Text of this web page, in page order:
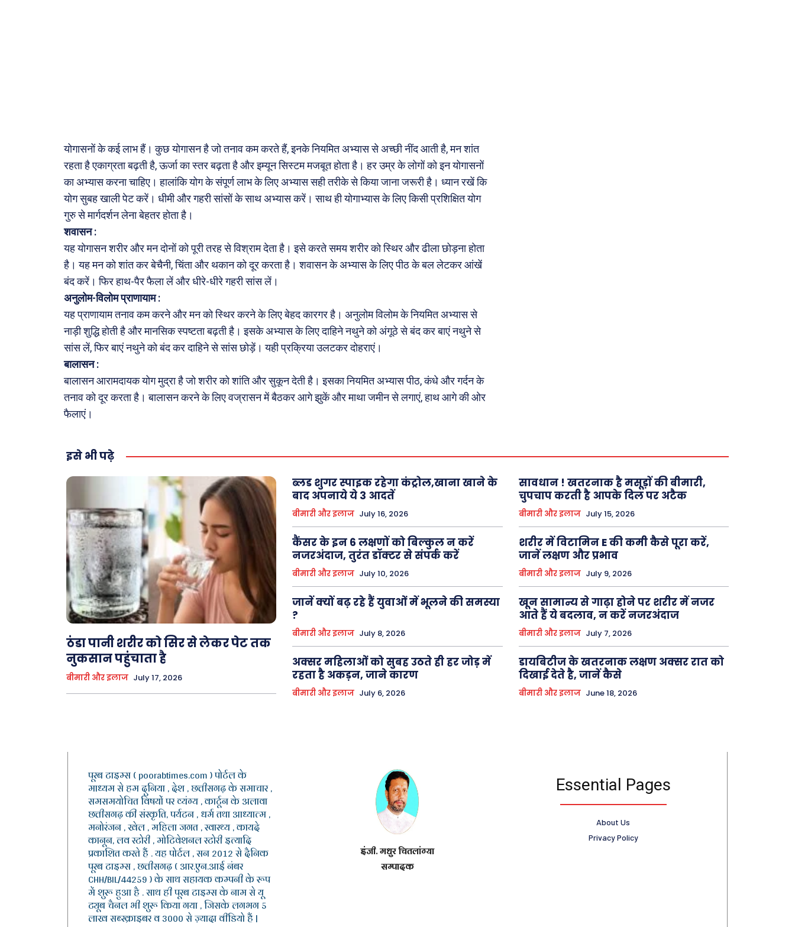
फ़िल्मी दुनिया
खेल
अजब-ग़ज़ब
जानकारी
Tech
Laptops
Mobiles
स्वास्थ्य
क़ायदे क़ानून जानकारी
धर्म व अध्यात्म
Real Estate
Finance
योगासनों के कई लाभ हैं। कुछ योगासन है जो तनाव कम करते हैं, इनके नियमित अभ्यास से अच्छी नींद आती है, मन शांत
रहता है एकाग्रता बढ़ती है, ऊर्जा का स्तर बढ़ता है और इम्यून सिस्टम मजबूत होता है। हर उम्र के लोगों को इन योगासनों
का अभ्यास करना चाहिए। हालांकि योग के संपूर्ण लाभ के लिए अभ्यास सही तरीके से किया जाना जरूरी है। ध्यान रखें कि
योग सुबह खाली पेट करें। धीमी और गहरी सांसों के साथ अभ्यास करें। साथ ही योगाभ्यास के लिए किसी प्रशिक्षित योग
गुरु से मार्गदर्शन लेना बेहतर होता है।
शवासन :
यह योगासन शरीर और मन दोनों को पूरी तरह से विश्राम देता है। इसे करते समय शरीर को स्थिर और ढीला छोड़ना होता
है। यह मन को शांत कर बेचैनी, चिंता और थकान को दूर करता है। शवासन के अभ्यास के लिए पीठ के बल लेटकर आंखें
बंद करें। फिर हाथ-पैर फैला लें और धीरे-धीरे गहरी सांस लें।
अनुलोम-विलोम प्राणायाम :
यह प्राणायाम तनाव कम करने और मन को स्थिर करने के लिए बेहद कारगर है। अनुलोम विलोम के नियमित अभ्यास से
नाड़ी शुद्धि होती है और मानसिक स्पष्टता बढ़ती है। इसके अभ्यास के लिए दाहिने नथुने को अंगूठे से बंद कर बाएं नथुने से
सांस लें, फिर बाएं नथुने को बंद कर दाहिने से सांस छोड़ें। यही प्रक्रिया उलटकर दोहराएं।
बालासन :
बालासन आरामदायक योग मुद्रा है जो शरीर को शांति और सुकून देती है। इसका नियमित अभ्यास पीठ, कंधे और गर्दन के
तनाव को दूर करता है। बालासन करने के लिए वज्रासन में बैठकर आगे झुकें और माथा जमीन से लगाएं, हाथ आगे की ओर
फैलाएं।
इसे भी पढ़े
ठंडा पानी शरीर को सिर से लेकर पेट तक
नुकसान पहुंचाता है
बीमारी और इलाज July 17, 2026
ब्लड शुगर स्पाइक रहेगा कंट्रोल,खाना खाने के
बाद अपनाये ये 3 आदतें
बीमारी और इलाज July 16, 2026
सावधान ! खतरनाक है मसूड़ाें की बीमारी,
चुपचाप करती है आपके दिल पर अटैक
बीमारी और इलाज July 15, 2026
कैंसर के इन 6 लक्षणों को बिल्कुल न करें
नजरअंदाज, तुरंत डॉक्टर से संपर्क करें
बीमारी और इलाज July 10, 2026
शरीर में विटामिन E की कमी कैसे पूरा करें,
जानें लक्षण और प्रभाव
बीमारी और इलाज July 9, 2026
जानें क्यों बढ़ रहे हैं युवाओं में भूलने की समस्या
?
बीमारी और इलाज July 8, 2026
खून सामान्य से गाढ़ा होने पर शरीर में नजर
आते हैं ये बदलाव, न करें नजरअंदाज
बीमारी और इलाज July 7, 2026
अक्सर महिलाओं को सुबह उठते ही हर जोड़ में
रहता है अकड़न, जाने कारण
बीमारी और इलाज July 6, 2026
डायबिटीज के खतरनाक लक्षण अक्सर रात को
दिखाई देते है, जानें कैसे
बीमारी और इलाज June 18, 2026
पूरब टाइम्स ( poorabtimes.com ) पोर्टल के
माध्यम से हम दुनिया , देश , छत्तीसगढ़ के समाचार ,
समसमयोचित विषयों पर व्यंग्य , कार्टून के अलावा
छत्तीसगढ़ की संस्कृति, पर्यटन , धर्म तथा आध्यात्म ,
मनोरंजन , खेल , महिला जगत , स्वास्थ्य , कायदे
कानून, लव स्टोरी , मोटिवेशनल स्टोरी इत्यादि
प्रकाशित करते हैं . यह पोर्टल , सन 2012 से दैनिक
पूरब टाइम्स , छत्तीसगढ़ ( आर.एन.आई नंबर
CHH/BIL/44259 ) के साथ सहायक कम्पनी के रूप
में शुरू हुआ है . साथ ही पूरब टाइम्स के नाम से यू
ट्यूब चैनल भी शुरू किया गया , जिसके लगभग 5
लाख सब्स्क्राइबर व 3000 से ज़्यादा वीडियो हैं |
इंजी. मधुर चितलांग्या
सम्पादक
Essential Pages
About Us
Privacy Policy